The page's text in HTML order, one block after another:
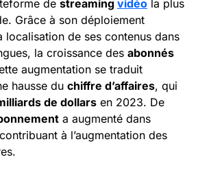
de streaming vidéo la plus
Grâce à son déploiement
localisation de ses contenus dans
la croissance des abonnés
augmentation se traduit
hausse du chiffre d’affaires, qui
de dollars en 2023. De
a augmenté dans
à l’augmentation des